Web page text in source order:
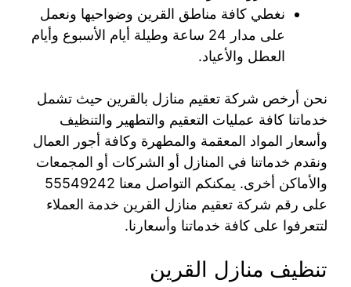
نغطي كافة مناطق القرين وضواحيها ونعمل
على مدار 24 ساعة وطيلة أيام الأسبوع وأيام
العطل والأعياد.
نحن أرخص شركة تعقيم منازل بالقرين حيث تشمل
خدماتنا كافة عمليات التعقيم والتطهير والتنظيف
وأسعار المواد المعقمة والمطهرة وكافة أجور العمال
ونقدم خدماتنا في المنازل أو الشركات أو المجمعات
والأماكن أخرى. يمكنكم التواصل معنا 55549242
على رقم شركة تعقيم منازل القرين خدمة العملاء
لتتعرفوا على كافة خدماتنا وأسعارنا.
تنظيف منازل القرين